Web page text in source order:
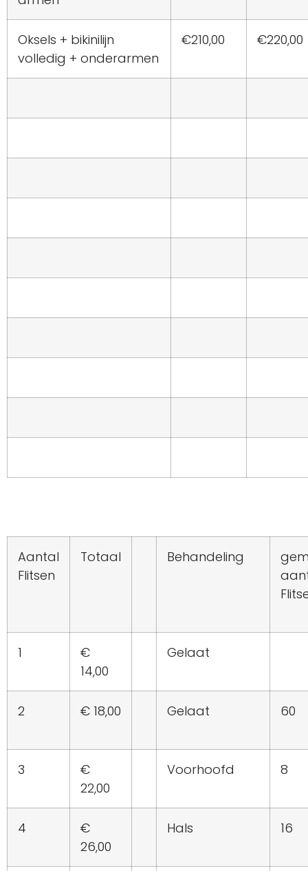
Oksels + bikinilijn
volledig + onderarmen
€210,00 €220,00
Aantal
Flitsen
Totaal Behandeling
1
€
14,00
Gelaat
2 € 18,00 Gelaat 60
3
€
22,00
Voorhoofd 8
4
€
26,00
Hals 16